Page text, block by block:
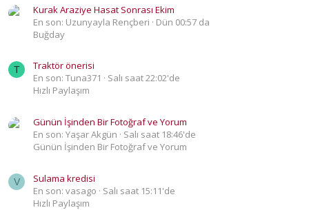
Kurak Araziye Hasat Sonrası Ekim
En son: Uzunyayla Rençberi
Dün 00:57 da
Buğday
T
Traktör önerisi
En son: Tuna371
Salı saat 22:02'de
Hızlı Paylaşım
Günün İşinden Bir Fotoğraf ve Yorum
En son: Yaşar Akgün
Salı saat 18:46'de
Günün İşinden Bir Fotoğraf ve Yorum
V
Sulama kredisi
En son: vasago
Salı saat 15:11'de
Hızlı Paylaşım